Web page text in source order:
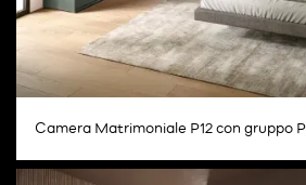
Camera Matrimoniale P12 con gruppo